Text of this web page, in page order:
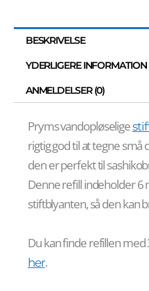
BESKRIVELSE
YDERLIGERE INFORMATION
ANMELDELSER (0)
Pryms vandopløselige
rigtig god til at tegne
den er perfekt til
Denne refill indeholder 6
stiftblyanten, så den kan
Du kan finde refillen med
her.